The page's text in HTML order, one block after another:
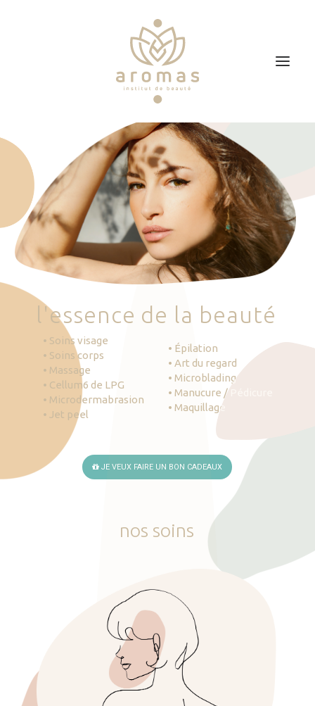
Soins
Je veux faire un bon cadeau
Plan d’accès
Prendre RDV
'essence de la beauté
• Soins visage
• Soins corps
• Massage
• Cellum6 de LPG
• Microdermabrasion
• Jet peel
• Épilation
• Art du regard
• Microblading
• Manucure / Pédicure
• Maquillage
JE VEUX FAIRE UN BON CADEAUX
nos soins